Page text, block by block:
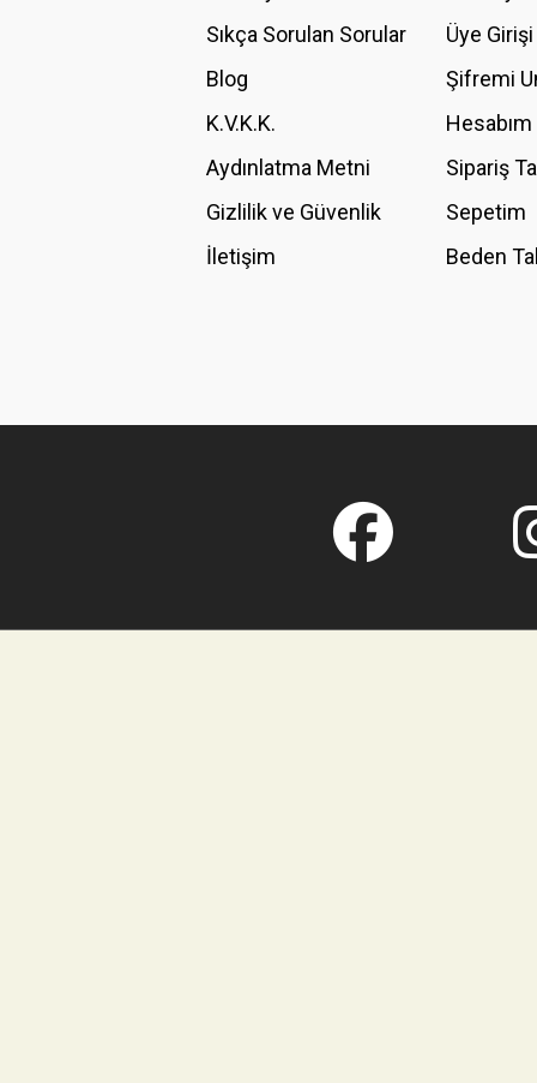
Ürün fiyatı diğer sitelerden daha pahalı.
Bu ürüne benzer farklı alternatifler olmalı.
Sıkça Sorulan Sorular
Blog
K.V.K.K.
Aydınlatma Metni
Gizlilik ve Güvenlik
İletişim
Üye Girişi
Şifremi
Hesabım
Sipariş
Sepetim
Beden